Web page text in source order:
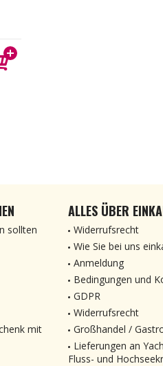
sollten
mit
ALLES ÜBER
Widerrufsrecht
Wie Sie bei uns
Anmeldung
Bedingungen und
GDPR
Widerrufsrecht
Großhandel /
Lieferungen an
Fluss- und